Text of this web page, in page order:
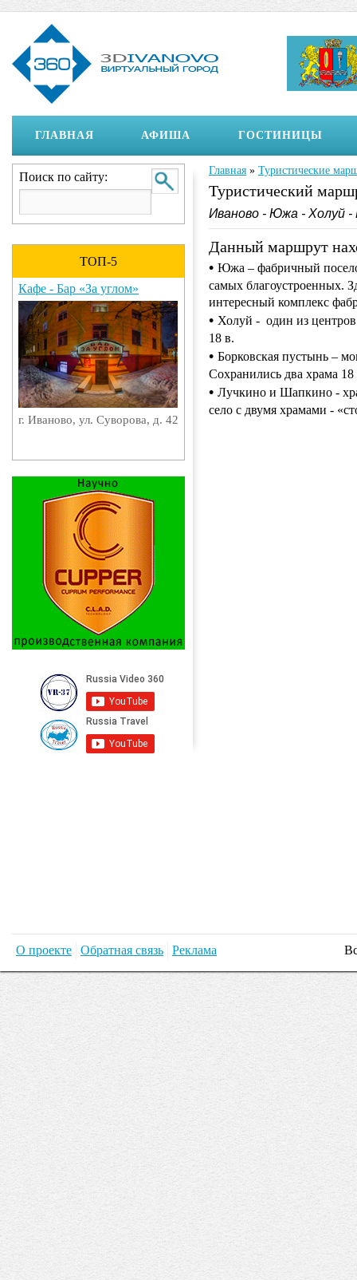
ГЛАВНАЯ АФИША ГОСТИНИЦЫ
Вы здесь
Главная » Туристические
Туристический
Иваново - Южа - Холуй -
Данный маршрут
• Южа – фабричный
самых благоустроенных.
интересный комплекс
• Холуй - один из
18 в.
• Борковская пустынь –
Сохранились два храма
• Лучкино и Шапкино -
село с двумя храмами -
Поиск по сайту:
ТОП-5
Кафе - Бар «За углом»
г. Иваново, ул. Суворова, д. 42
О проекте Обратная связь Реклама